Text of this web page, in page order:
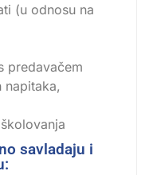
(u odnosu na
predavačem
napitaka,
savladaju i